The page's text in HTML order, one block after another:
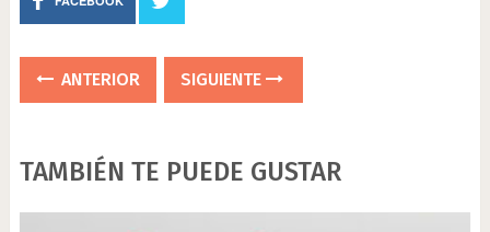
ANTERIOR SIGUIENTE
TAMBIÉN TE PUEDE GUSTAR